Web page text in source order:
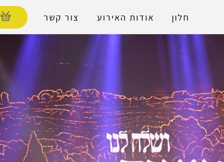
חלון אודות האירוע צור קשר